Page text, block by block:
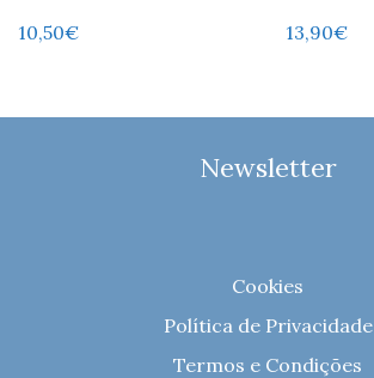
10,50€ 13,90€
Newsletter
Cookies
Política de Privacidade
Termos e Condições